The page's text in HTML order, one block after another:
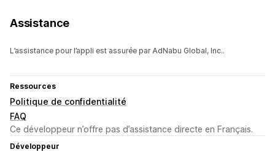
Assistance
L’assistance pour l’appli est assurée par AdNabu Global, Inc..
Ressources
Politique de confidentialité
FAQ
Ce développeur n’offre pas d’assistance directe en Français.
Développeur